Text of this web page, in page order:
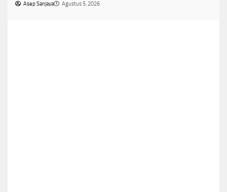
Asep Sanjaya Agustus 5, 2026